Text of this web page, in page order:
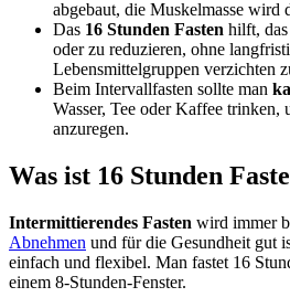
abgebaut, die Muskelmasse wird
Das 16 Stunden Fasten hilft,
oder zu reduzieren, ohne
Lebensmittelgruppen verzichten
Beim Intervallfasten sollte man
Wasser, Tee oder Kaffee trinken,
anzuregen.
Was ist 16 Stunden
Intermittierendes Fasten wird immer
Abnehmen und für die Gesundheit gut
einfach und flexibel. Man fastet 16
einem 8-Stunden-Fenster.